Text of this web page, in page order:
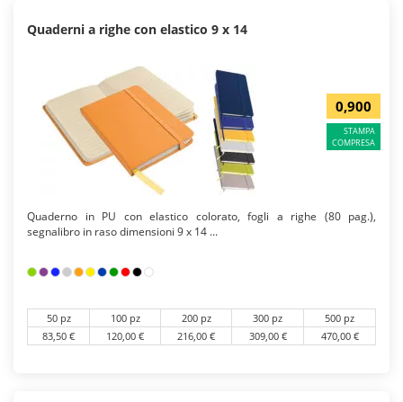
Quaderni a righe con elastico 9 x 14
0,900
STAMPA
COMPRESA
Quaderno in PU con elastico colorato, fogli a righe (80 pag.),
segnalibro in raso dimensioni 9 x 14 ...
50 pz 100 pz 200 pz 300 pz
500 pz
83,50 €
120,00 € 216,00 € 309,00 € 470,00 €